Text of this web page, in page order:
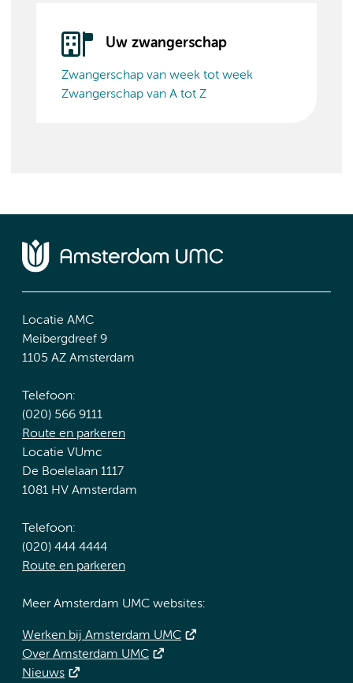
Uw zwangerschap
Zwangerschap van week tot week
Zwangerschap van A tot Z
Locatie AMC
Meibergdreef 9
1105 AZ Amsterdam
Telefoon:
(020) 566 9111
Route en parkeren
Locatie VUmc
De Boelelaan 1117
1081 HV Amsterdam
Telefoon:
(020) 444 4444
Route en parkeren
Meer Amsterdam UMC websites:
Werken bij Amsterdam UMC
Over Amsterdam UMC
Nieuws